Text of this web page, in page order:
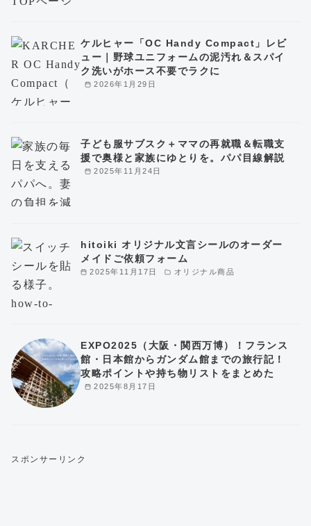
2026年1月29日
ケルヒャー「OC Handy Compact」レビ
ュー｜野球ユニフォームの泥汚れ＆スパイ
ク洗いがホース不要でラクに
2025年11月24日
子ども服サブスク＋ママの再就職＆転職支
援で奥様と家族にゆとりを。パパ目線解説
2025年11月17日 オリジナル商品
hitoiki オリジナル文言シールのオーダー
メイドご依頼フォーム
2025年8月17日
EXPO2025（大阪・関西万博）！フランス
館・日本館からガンダム館までの旅行記！
攻略ポイントや持ち物リストをまとめた
スポンサーリンク